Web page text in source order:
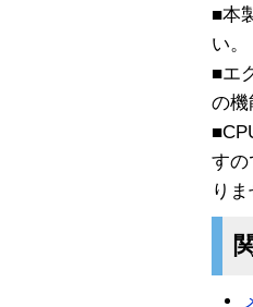
■本
い。
■エ
の機
すの
り